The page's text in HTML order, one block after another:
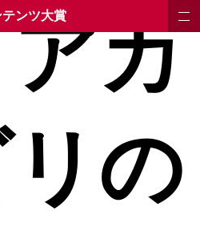
テンツ大賞
カ
の